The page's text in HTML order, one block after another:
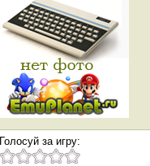
Голосуй за игру: